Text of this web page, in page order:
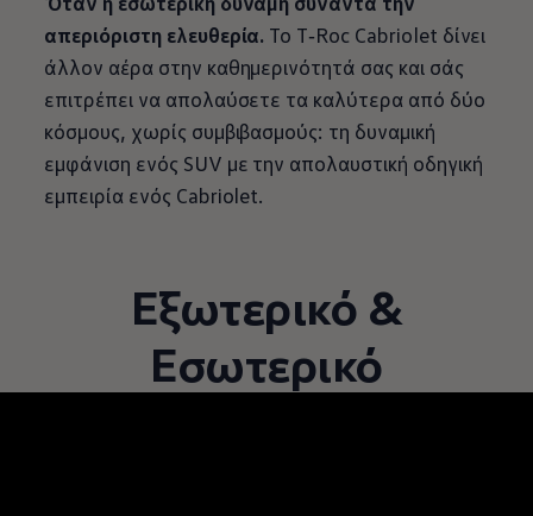
απεριόριστη ελευθερία. Το T‑Roc Cabriolet δίνει
άλλον αέρα στην καθημερινότητά σας και σάς
επιτρέπει να απολαύσετε τα καλύτερα από δύο
κόσμους, χωρίς συμβιβασμούς: τη δυναμική
εμφάνιση ενός SUV με την απολαυστική οδηγική
εμπειρία ενός Cabriolet.
Εξωτερικό &
Εσωτερικό